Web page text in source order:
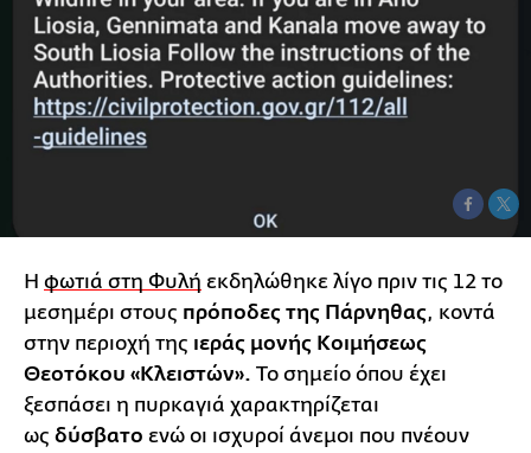
Η φωτιά στη Φυλή εκδηλώθηκε λίγο πριν τις 12 το
μεσημέρι στους πρόποδες της Πάρνηθας, κοντά
στην περιοχή της ιεράς μονής Κοιμήσεως
Θεοτόκου «Κλειστών». Το σημείο όπου έχει
ξεσπάσει η πυρκαγιά χαρακτηρίζεται
ως δύσβατο ενώ οι ισχυροί άνεμοι που πνέουν